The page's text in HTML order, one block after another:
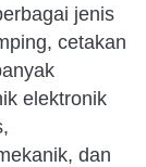
jenis
cetakan
elektronik
dan